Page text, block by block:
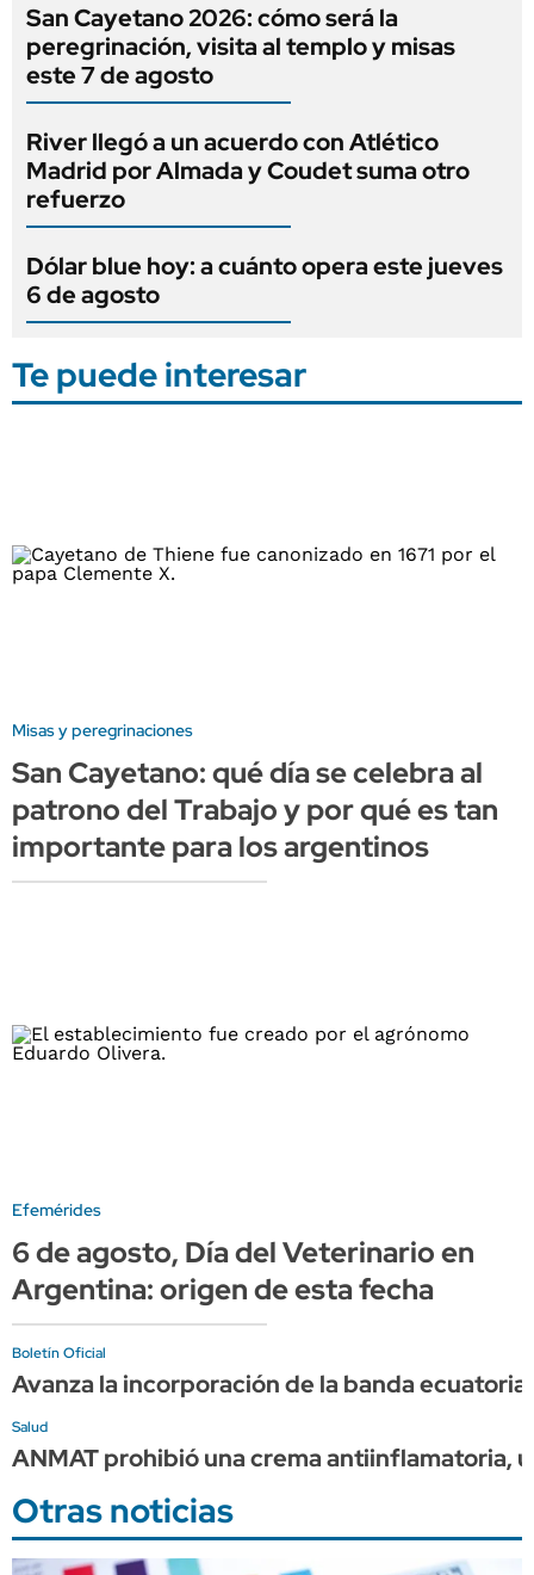
San Cayetano 2026: cómo será la
peregrinación, visita al templo y misas
este 7 de agosto
River llegó a un acuerdo con Atlético
Madrid por Almada y Coudet suma otro
refuerzo
Dólar blue hoy: a cuánto opera este jueves
6 de agosto
Te puede interesar
Misas y peregrinaciones
San Cayetano: qué día se celebra al
patrono del Trabajo y por qué es tan
importante para los argentinos
Efemérides
6 de agosto, Día del Veterinario en
Argentina: origen de esta fecha
Boletín Oficial
Avanza la incorporación de la banda
Salud
ANMAT prohibió una crema antiinflamatoria,
Otras noticias